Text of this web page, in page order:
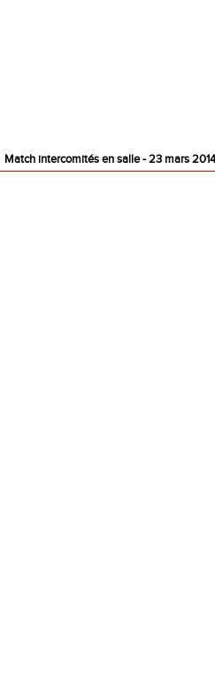
Match intercomités en salle - 23 mars